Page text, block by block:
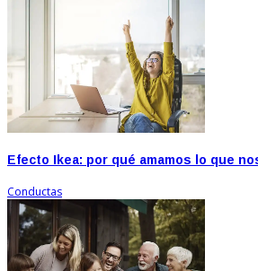
Efecto Ikea: por qué amamos lo que
Conductas